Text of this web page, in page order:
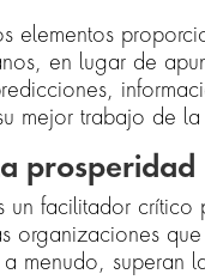
elementos
en lugar de
mejor trabajo de
prosperidad
un facilitador crítico
organizaciones
menudo, superan